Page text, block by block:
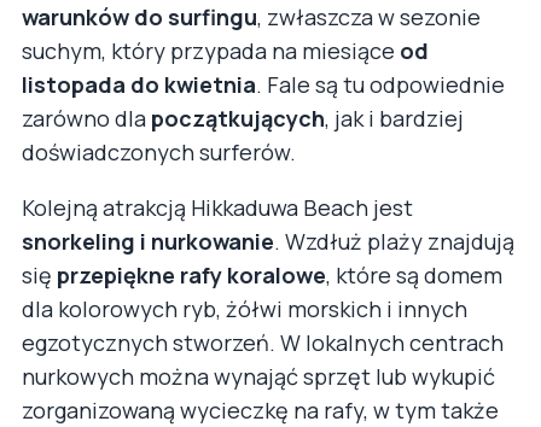
warunków do surfingu, zwłaszcza w sezonie
suchym, który przypada na miesiące od
listopada do kwietnia. Fale są tu odpowiednie
zarówno dla początkujących, jak i bardziej
doświadczonych surferów.
Kolejną atrakcją Hikkaduwa Beach jest
snorkeling i nurkowanie. Wzdłuż plaży znajdują
się przepiękne rafy koralowe, które są domem
dla kolorowych ryb, żółwi morskich i innych
egzotycznych stworzeń. W lokalnych centrach
nurkowych można wynająć sprzęt lub wykupić
zorganizowaną wycieczkę na rafy, w tym także